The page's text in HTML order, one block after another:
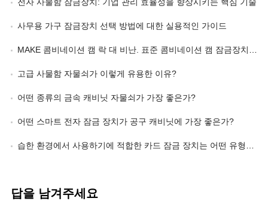
전자 사물함 잠금장치: 기업 관리 효율성을 향상시키는 핵심 기술
사무용 가구 잠금장치 선택 방법에 대한 실용적인 가이드
MAKE 콤비네이션 캠 락 대 비난. 표준 콤비네이션 캠 잠금장치: 장점이 어디에 있는가?
고급 사물함 자물쇠가 이렇게 유용한 이유?
어떤 종류의 금속 캐비닛 자물쇠가 가장 좋은가?
어떤 스마트 전자 잠금 장치가 공구 캐비닛에 가장 좋은가?
습한 환경에서 사용하기에 적합한 카드 잠금 장치는 어떤 유형인가요??
답을 남겨주세요